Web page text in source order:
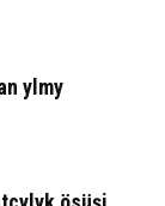
ylmy